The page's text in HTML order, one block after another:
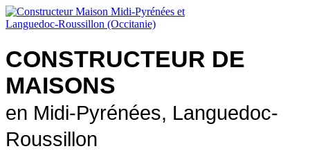
CONSTRUCTEUR DE
MAISONS
en Midi-Pyrénées, Languedoc-
Roussillon